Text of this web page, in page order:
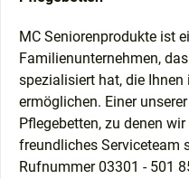
MC Seniorenprodukte ist
Familienunternehmen,
spezialisiert hat, die
ermöglichen. Einer
Pflegebetten, zu denen
freundliches Serviceteam
Rufnummer 03301 - 501